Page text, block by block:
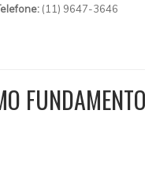
(11) 9647-3646